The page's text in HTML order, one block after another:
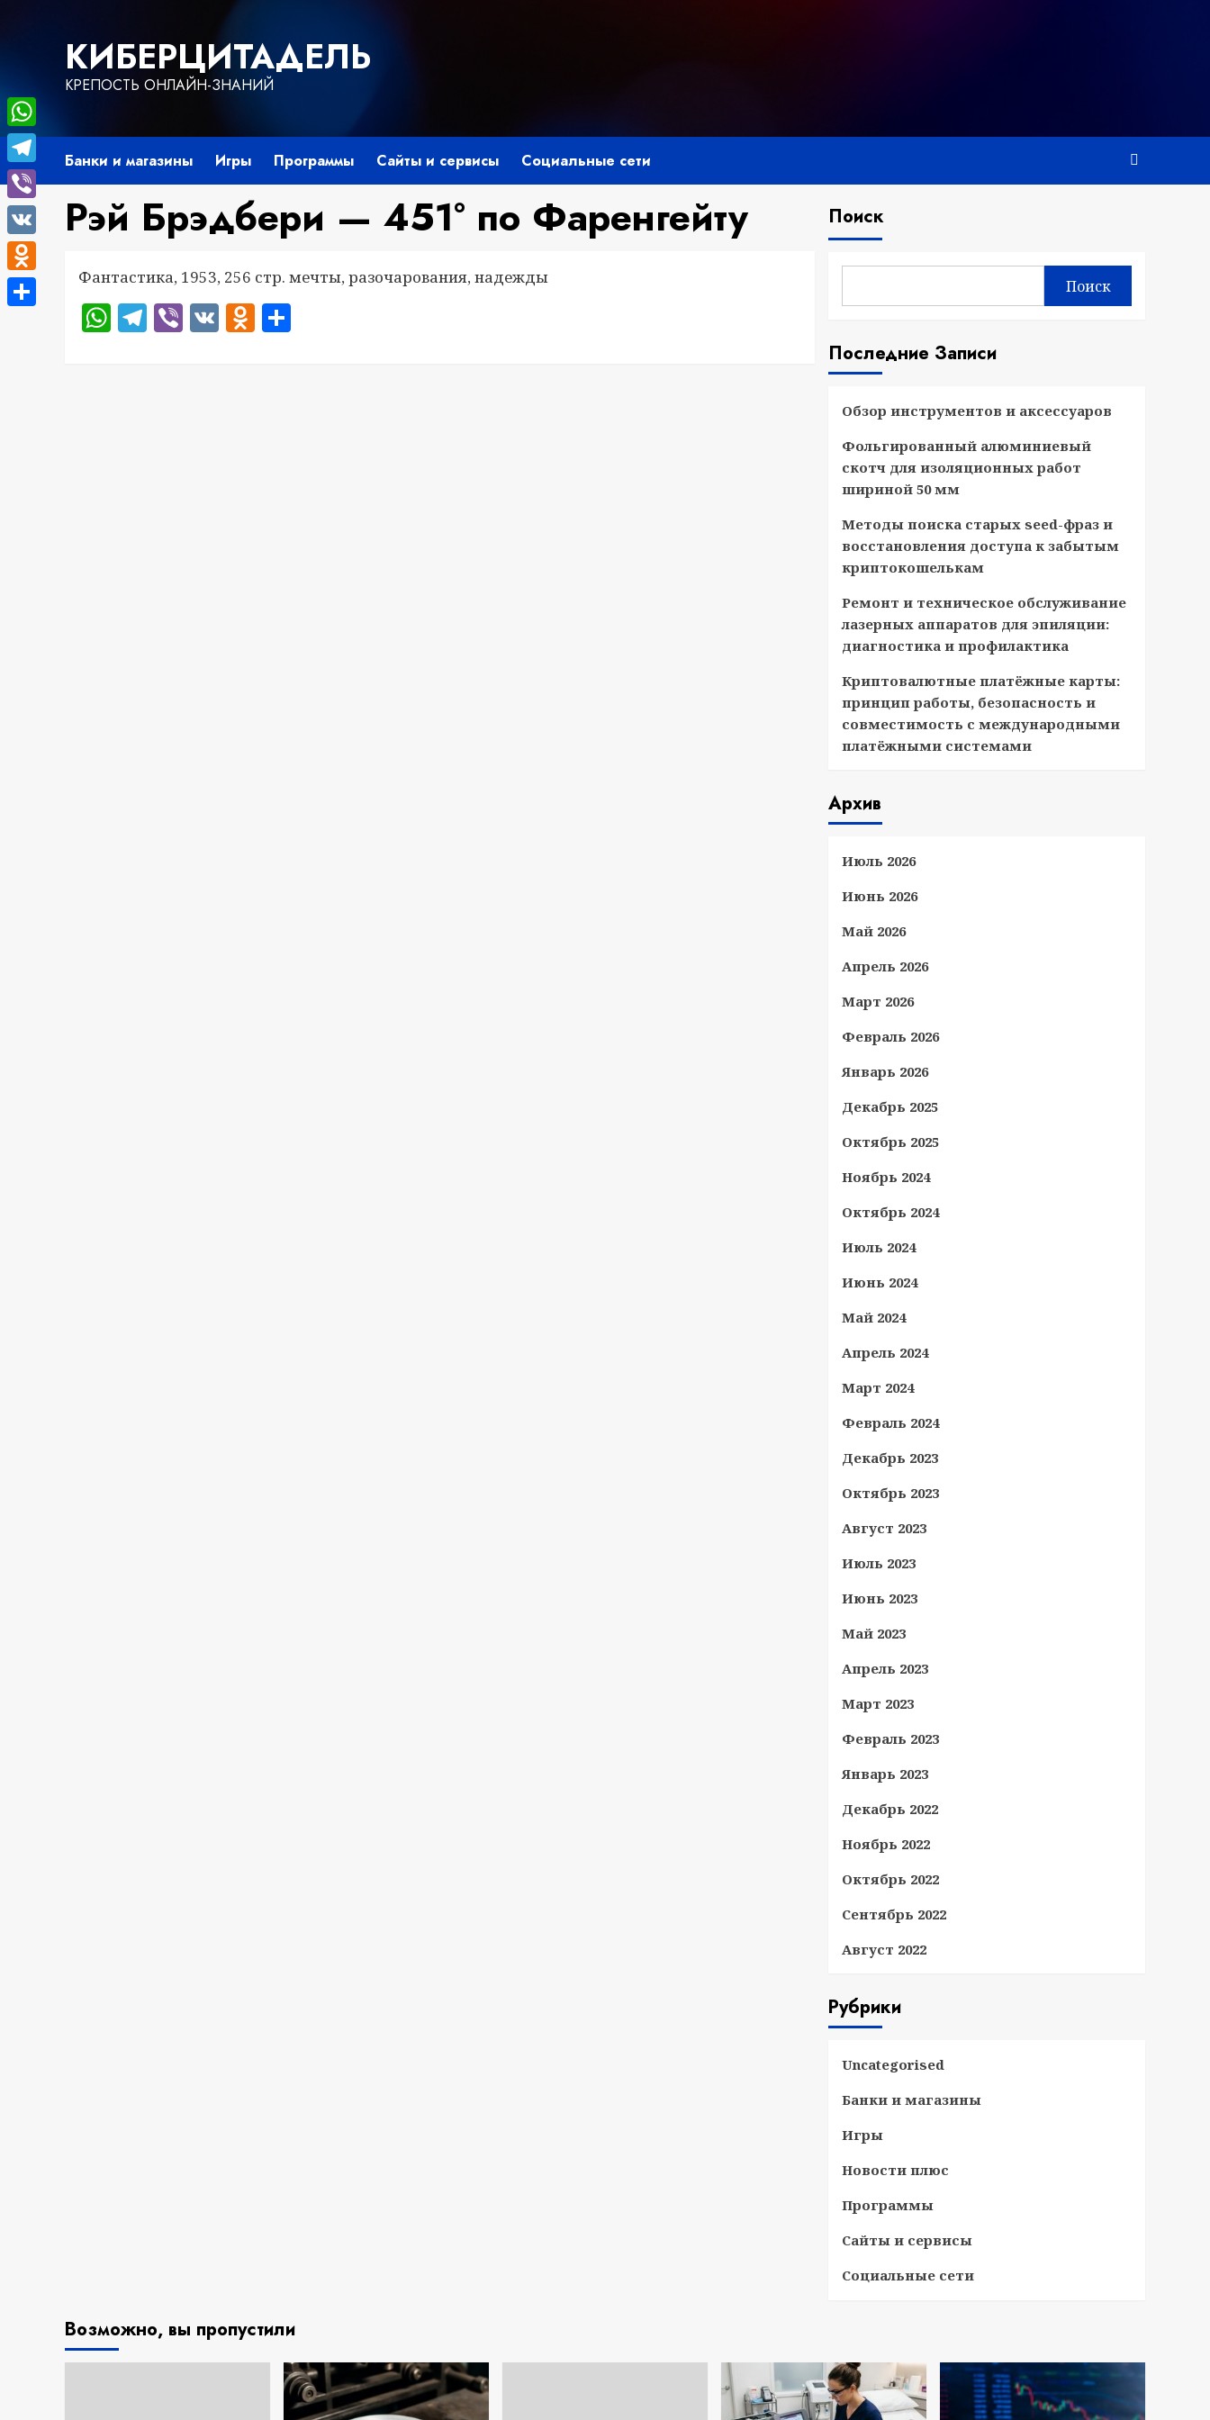
содержимомуКИБЕРЦИТАДЕЛЬ
КРЕПОСТЬ ОНЛАЙН-ЗНАНИЙ
Банки и магазины Игры Программы Сайты и сервисы Социальные сети
Рэй Брэдбери — 451° по Фаренгейту
Фантастика, 1953, 256 стр. мечты, разочарования, надежды
WhatsApp
Telegram
Viber
VKOdnoklassniki
Поиск
Поиск
Последние Записи
Обзор инструментов и аксессуаров
Фольгированный алюминиевый
скотч для изоляционных работ
шириной 50 мм
Методы поиска старых seed-фраз и
восстановления доступа к забытым
криптокошелькам
Ремонт и техническое обслуживание
лазерных аппаратов для эпиляции:
диагностика и профилактика
Криптовалютные платёжные карты:
принцип работы, безопасность и
совместимость с международными
платёжными системами
Архив
Июль 2026
Июнь 2026
Май 2026
Апрель 2026
Март 2026
Февраль 2026
Январь 2026
Декабрь 2025
Октябрь 2025
Ноябрь 2024
Октябрь 2024
Июль 2024
Июнь 2024
Май 2024
Апрель 2024
Март 2024
Февраль 2024
Декабрь 2023
Октябрь 2023
Август 2023
Июль 2023
Июнь 2023
Май 2023
Апрель 2023
Март 2023
Февраль 2023
Январь 2023
Декабрь 2022
Ноябрь 2022
Октябрь 2022
Сентябрь 2022
Август 2022
Рубрики
Uncategorised
Банки и магазины
Игры
Новости плюс
Программы
Сайты и сервисы
Социальные сети
Возможно, вы пропустили
WhatsApp
Telegram
Viber
VK
Odnoklassniki
Отправить